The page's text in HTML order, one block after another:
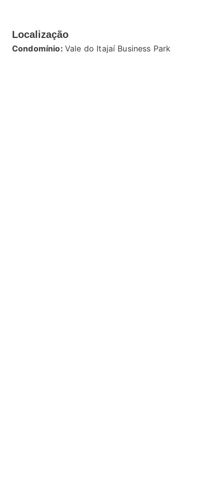
Localização
Condomínio: Vale do Itajaí Business Park